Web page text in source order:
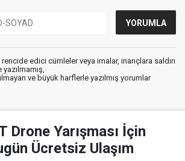
edici cümleler veya imalar, inançlara saldırı
ve büyük harflerle yazılmış yorumlar
Drone Yarışması İçin
Ücretsiz Ulaşım